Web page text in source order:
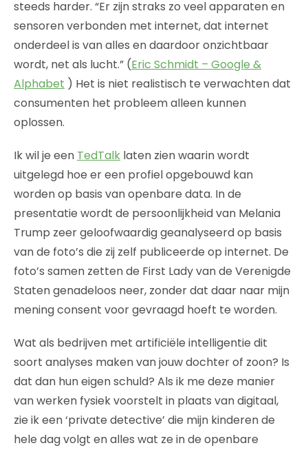
steeds harder. “Er zijn straks zo veel apparaten en
sensoren verbonden met internet, dat internet
onderdeel is van alles en daardoor onzichtbaar
wordt, net als lucht.” (Eric Schmidt – Google &
Alphabet ) Het is niet realistisch te verwachten dat
consumenten het probleem alleen kunnen
oplossen.
Ik wil je een TedTalk laten zien waarin wordt
uitgelegd hoe er een profiel opgebouwd kan
worden op basis van openbare data. In de
presentatie wordt de persoonlijkheid van Melania
Trump zeer geloofwaardig geanalyseerd op basis
van de foto’s die zij zelf publiceerde op internet. De
foto’s samen zetten de First Lady van de Verenigde
Staten genadeloos neer, zonder dat daar naar mijn
mening consent voor gevraagd hoeft te worden.
Wat als bedrijven met artificiële intelligentie dit
soort analyses maken van jouw dochter of zoon? Is
dat dan hun eigen schuld? Als ik me deze manier
van werken fysiek voorstelt in plaats van digitaal,
zie ik een ‘private detective’ die mijn kinderen de
hele dag volgt en alles wat ze in de openbare